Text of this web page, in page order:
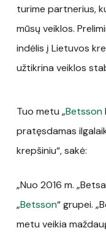
turime partnerius,
mūsų veiklos.
indėlis į Lietuvos
užtikrina veiklos
Tuo metu „Betsson
pratęsdamas
krepšiniu“, sakė:
„Nuo 2016 m.
„Betsson“ grupei.
metu veikia